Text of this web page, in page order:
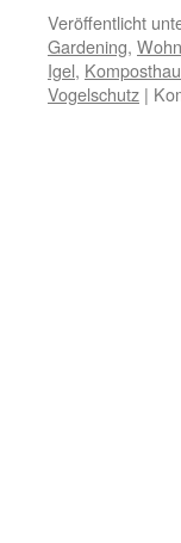
Veröffentlicht
Gardening,
Igel,
Vogelschutz |